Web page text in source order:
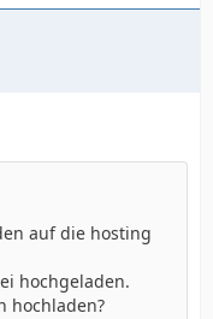
auf die hosting
hochgeladen.
hochladen?